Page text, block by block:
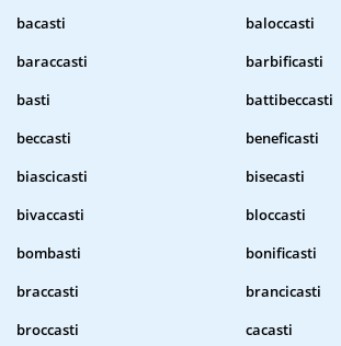
bacasti
baloccasti
baraccasti
barbificasti
basti
battibeccasti
beccasti
beneficasti
biascicasti
bisecasti
bivaccasti
bloccasti
bombasti
bonificasti
braccasti
brancicasti
broccasti
cacasti